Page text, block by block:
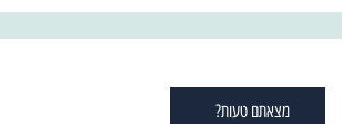
מצאתם טעות?